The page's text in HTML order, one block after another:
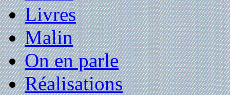
Livres
Malin
On en parle
Réalisations